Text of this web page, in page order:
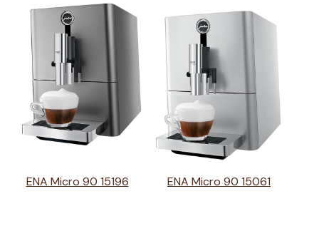
ENA Micro 90 15196 ENA Micro 90 15061